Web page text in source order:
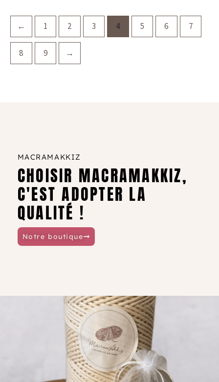
← 1 2 3 4 5 6 7
8 9 →
MACRAMAKKIZ
CHOISIR MACRAMAKKIZ,
C'EST ADOPTER LA
QUALITÉ !
Notre boutique